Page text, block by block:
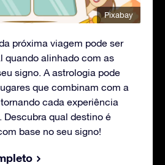
Pixabay
próxima viagem pode ser
quando alinhado com as
signo. A astrologia pode
que combinam com a
cada experiência
Descubra qual destino é
base no seu signo!